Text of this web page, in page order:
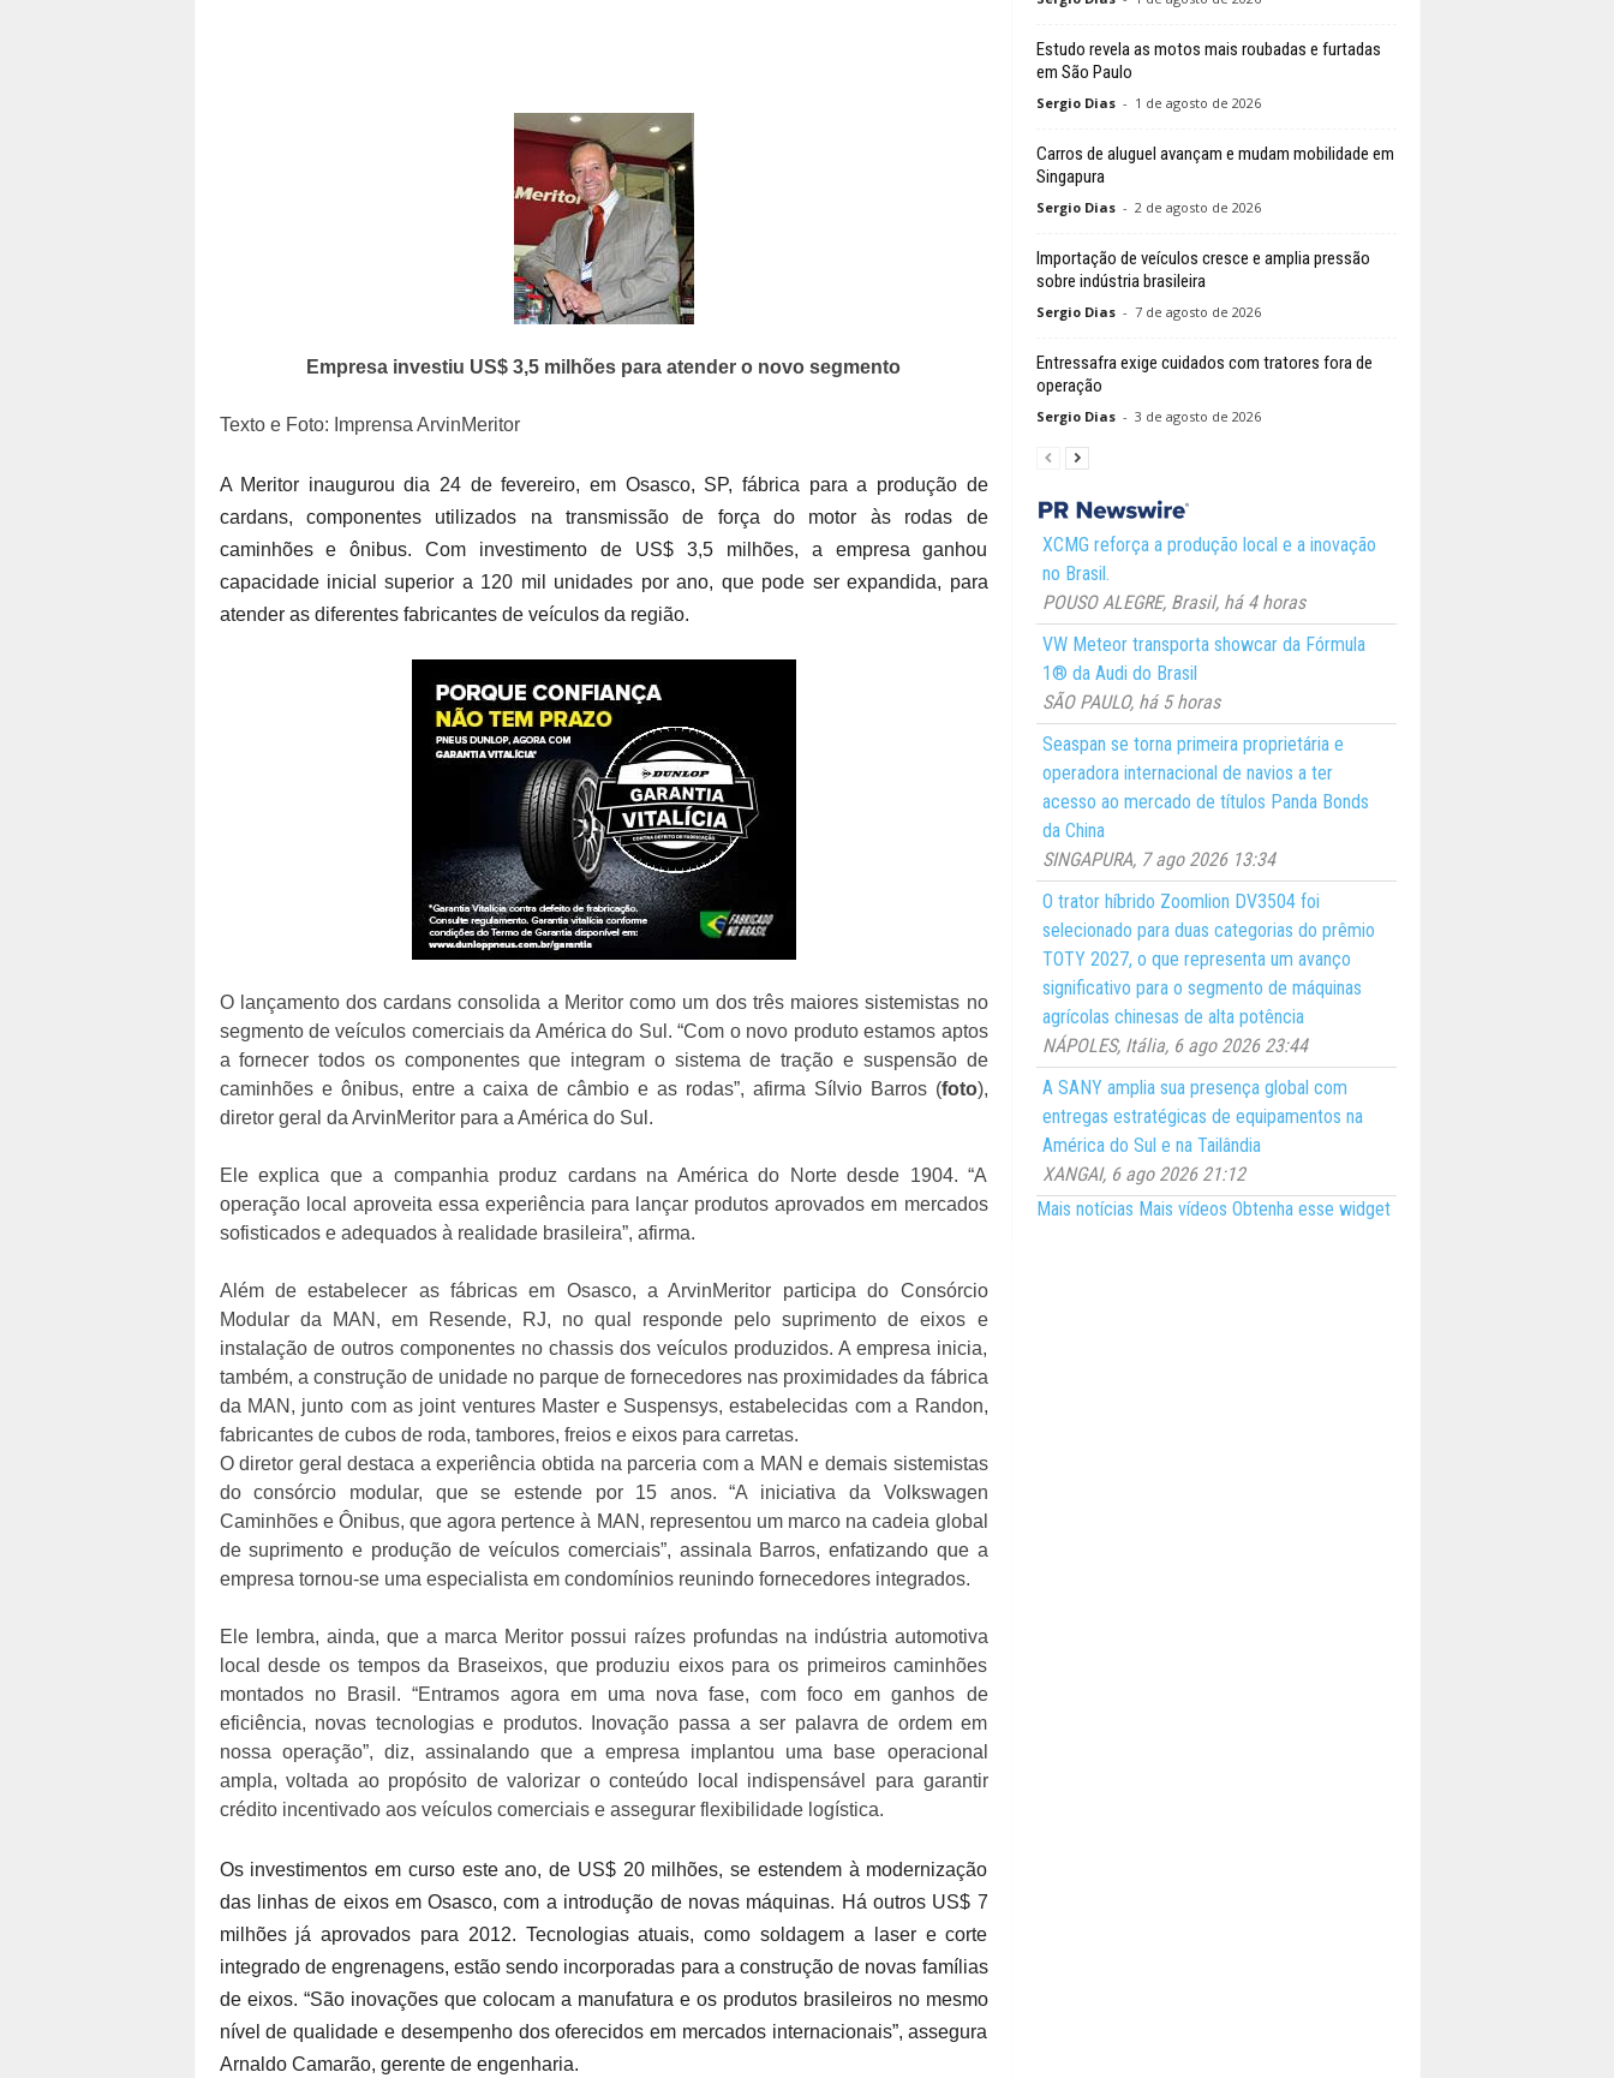
Empresa investiu US$ 3,5 milhões para atender o novo segmento
Texto e Foto: Imprensa ArvinMeritor
A Meritor inaugurou dia 24 de fevereiro, em Osasco, SP, fábrica para a produção de
cardans, componentes utilizados na transmissão de força do motor às rodas de
caminhões e ônibus. Com investimento de US$ 3,5 milhões, a empresa ganhou
capacidade inicial superior a 120 mil unidades por ano, que pode ser expandida, para
atender as diferentes fabricantes de veículos da região.
O lançamento dos cardans consolida a Meritor como um dos três maiores sistemistas no
segmento de veículos comerciais da América do Sul. “Com o novo produto estamos aptos
a fornecer todos os componentes que integram o sistema de tração e suspensão de
caminhões e ônibus, entre a caixa de câmbio e as rodas”, afirma Sílvio Barros (foto),
diretor geral da ArvinMeritor para a América do Sul.
Ele explica que a companhia produz cardans na América do Norte desde 1904. “A
operação local aproveita essa experiência para lançar produtos aprovados em mercados
sofisticados e adequados à realidade brasileira”, afirma.
Além de estabelecer as fábricas em Osasco, a ArvinMeritor participa do Consórcio
Modular da MAN, em Resende, RJ, no qual responde pelo suprimento de eixos e
instalação de outros componentes no chassis dos veículos produzidos. A empresa inicia,
também, a construção de unidade no parque de fornecedores nas proximidades da fábrica
da MAN, junto com as joint ventures Master e Suspensys, estabelecidas com a Randon,
fabricantes de cubos de roda, tambores, freios e eixos para carretas.
O diretor geral destaca a experiência obtida na parceria com a MAN e demais sistemistas
do consórcio modular, que se estende por 15 anos. “A iniciativa da Volkswagen
Caminhões e Ônibus, que agora pertence à MAN, representou um marco na cadeia global
de suprimento e produção de veículos comerciais”, assinala Barros, enfatizando que a
empresa tornou-se uma especialista em condomínios reunindo fornecedores integrados.
Ele lembra, ainda, que a marca Meritor possui raízes profundas na indústria automotiva
local desde os tempos da Braseixos, que produziu eixos para os primeiros caminhões
montados no Brasil. “Entramos agora em uma nova fase, com foco em ganhos de
eficiência, novas tecnologias e produtos. Inovação passa a ser palavra de ordem em
nossa operação”, diz, assinalando que a empresa implantou uma base operacional
ampla, voltada ao propósito de valorizar o conteúdo local indispensável para garantir
crédito incentivado aos veículos comerciais e assegurar flexibilidade logística.
Os investimentos em curso este ano, de US$ 20 milhões, se estendem à modernização
das linhas de eixos em Osasco, com a introdução de novas máquinas. Há outros US$ 7
milhões já aprovados para 2012. Tecnologias atuais, como soldagem a laser e corte
integrado de engrenagens, estão sendo incorporadas para a construção de novas famílias
de eixos. “São inovações que colocam a manufatura e os produtos brasileiros no mesmo
nível de qualidade e desempenho dos oferecidos em mercados internacionais”, assegura
Arnaldo Camarão, gerente de engenharia.
Estudo revela as motos mais roubadas e furtadas
em São Paulo
Sergio Dias - 1 de agosto de 2026
Carros de aluguel avançam e mudam mobilidade em
Singapura
Sergio Dias - 2 de agosto de 2026
Importação de veículos cresce e amplia pressão
sobre indústria brasileira
Sergio Dias - 7 de agosto de 2026
Entressafra exige cuidados com tratores fora de
operação
Sergio Dias - 3 de agosto de 2026
XCMG reforça a produção local e a inovação
no Brasil.
POUSO ALEGRE, Brasil, há 4 horas
VW Meteor transporta showcar da Fórmula
1® da Audi do Brasil
SÃO PAULO, há 5 horas
Seaspan se torna primeira proprietária e
operadora internacional de navios a ter
acesso ao mercado de títulos Panda Bonds
da China
SINGAPURA, 7 ago 2026 13:34
O trator híbrido Zoomlion DV3504 foi
selecionado para duas categorias do prêmio
TOTY 2027, o que representa um avanço
significativo para o segmento de máquinas
agrícolas chinesas de alta potência
NÁPOLES, Itália, 6 ago 2026 23:44
A SANY amplia sua presença global com
entregas estratégicas de equipamentos na
América do Sul e na Tailândia
XANGAI, 6 ago 2026 21:12
Mais notícias Mais vídeos Obtenha esse widget